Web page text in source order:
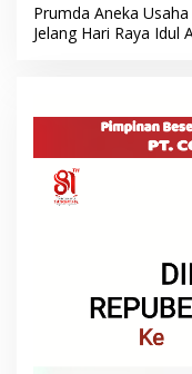
Prumda Aneka
Jelang Hari Raya Idul